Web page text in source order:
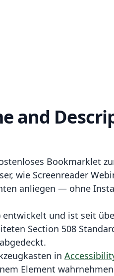
and
Bookmarklet
wie Screenreader
anliegen — ohne
und ist seit
Section 508
in
Element